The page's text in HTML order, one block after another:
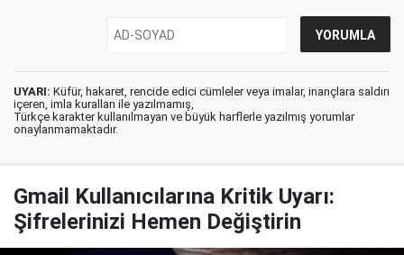
UYARI: Küfür, hakaret, rencide edici cümleler veya imalar, inançlara saldırı
içeren, imla kuralları ile yazılmamış,
Türkçe karakter kullanılmayan ve büyük harflerle yazılmış yorumlar
onaylanmamaktadır.
Gmail Kullanıcılarına Kritik Uyarı:
Şifrelerinizi Hemen Değiştirin